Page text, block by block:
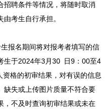
招聘条件等情况，将随时取消
考生自行承担。
报名期间将对报考者填写的信
生于2024年3月30 日9：00至4
格的初审结果，对有误的信息
缺失或上传图片质量不符合要
，不及时查询初审结果或未在